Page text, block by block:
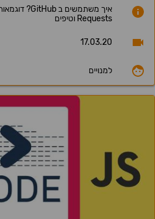
Requests וטיפים
17.03.20
למנויים